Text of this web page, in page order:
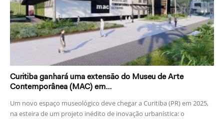
Curitiba ganhará uma extensão do Museu de Arte
Contemporânea (MAC) em...
Um novo espaço museológico deve chegar a Curitiba (PR) em 2025,
na esteira de um projeto inédito de inovação urbanística: o